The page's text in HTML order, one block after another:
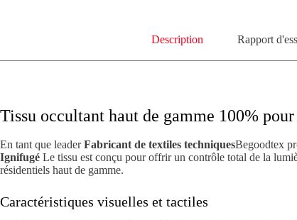
Description Rapport
Tissu occultant haut de gamme 100%
En tant que leaderFabricant de textiles techniquesBegoodtex
Ignifugé Le tissu est conçu pour offrir un contrôle total de la
résidentiels haut de gamme.
Caractéristiques visuelles et tactiles